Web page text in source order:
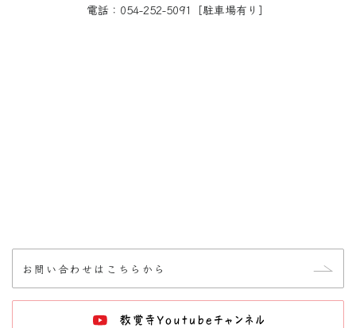
電話：054-252-5091［駐車場有り］
お問い合わせはこちらから